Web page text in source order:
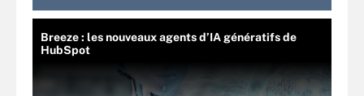
Breeze : les nouveaux agents d’IA génératifs de
HubSpot